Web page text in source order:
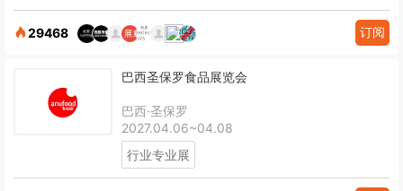
29468 订阅
巴西圣保罗食品展览会
巴西·圣保罗
2027.04.06~04.08
行业专业展